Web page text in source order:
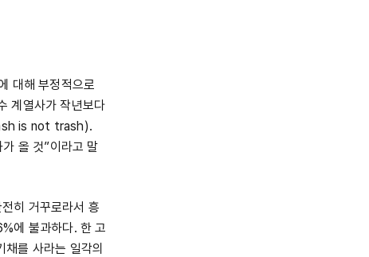
대해 부정적으로
계열사가 작년보다
is not trash).
올 것”이라고 말
히 거꾸로라서 흥
에 불과하다. 한 고
를 사라는 일각의